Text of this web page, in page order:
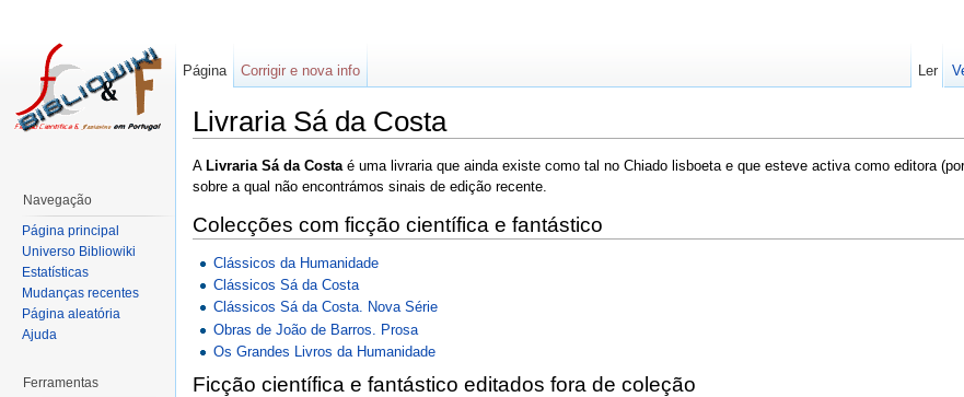
Livraria Sá da Costa
A Livraria Sá da Costaé uma livraria que ainda existe como tal no Chiado lisboeta e que esteve activa como editora
sobre a qual não encontrámos sinais de edição recente.
Colecções com ficção científica e fantástico
Clássicos da Humanidade
Clássicos Sá da Costa
Clássicos Sá da Costa. Nova Série
Obras de João de Barros. Prosa
Os Grandes Livros da Humanidade
Ficção científica e fantástico editados fora de coleção
Página Corrigir e nova info Ler
Navegação
Página principal
Universo Bibliowiki
Estatísticas
Mudanças recentes
Página aleatória
Ajuda
Ferramentas